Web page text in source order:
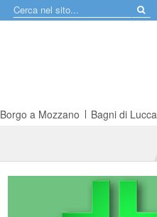
Borgo a Mozzano Bagni di Lucca